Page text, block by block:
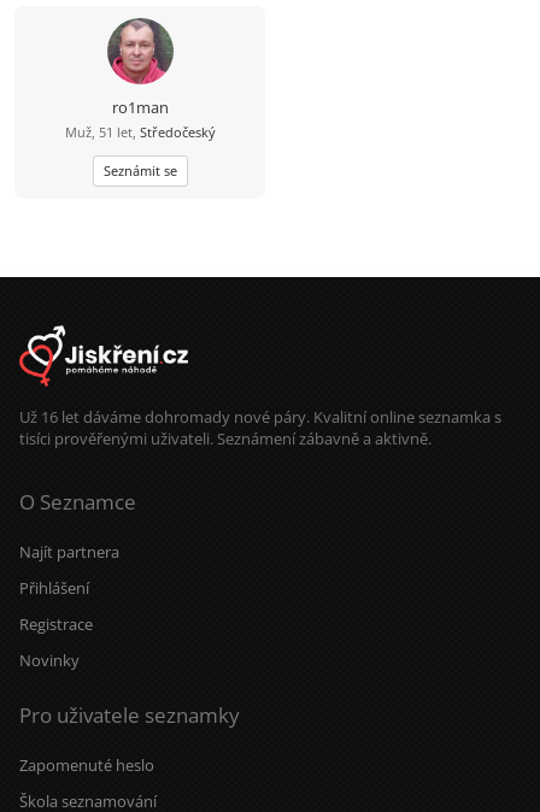
ro1man
Muž, 51 let, Středočeský
Seznámit se
Už 16 let dáváme dohromady nové páry. Kvalitní online seznamka s
tisíci prověřenými uživateli. Seznámení zábavně a aktivně.
O Seznamce
Najít partnera
Přihlášení
Registrace
Novinky
Pro uživatele seznamky
Zapomenuté heslo
Škola seznamování